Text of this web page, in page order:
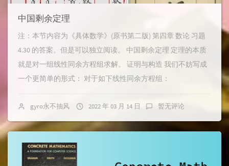
中国剩余定理
注：本节内容为《具体数学》(原书第二版) 第四章 数论 习题
4.30 的答案。但是可以独立阅读。 中国剩余定理 定理的本质
就是对一组线性同余方程组求解。 证明与构造 我们不妨写成
一个更简单的形式： 对于如下线性同余方程组：
gyro永不抽风 2022 年 03 月 14 日 暂无评论